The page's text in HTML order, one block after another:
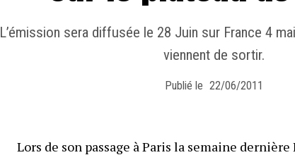
L’émission sera diffusée le 28 Juin sur France 4
viennent de sortir.
Publié le 22/06/2011
Lors de son passage à Paris la semaine